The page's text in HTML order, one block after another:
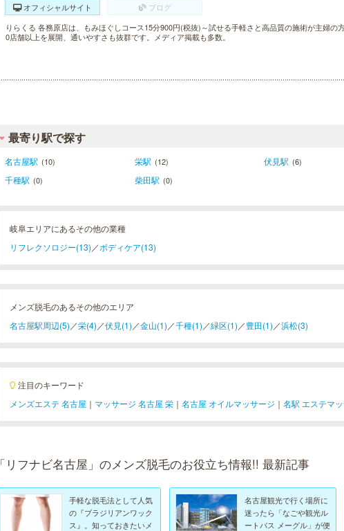
オフィシャルサイト
ブログ
りらくる 各務原店は、もみほぐしコース15分900円(税抜)～試せる手軽さと高品質の施術が主婦の
0店舗以上を展開、通いやすさも抜群です。メディア掲載も多数。
最寄り駅で探す
名古屋駅 (10) 栄駅 (12) 伏見駅 (6)
千種駅 (0) 柴田駅 (0)
岐阜エリアにあるその他の業種
リフレクソロジー(13) ／ボディケア(13)
メンズ脱毛のあるその他のエリア
名古屋駅周辺(5) ／栄(4) ／伏見(1) ／金山(1) ／千種(1) ／緑区(1) ／豊田(1) ／浜松(3)
注目のキーワード
メンズエステ 名古屋 ｜ マッサージ 名古屋 栄 ｜ 名古屋 オイルマッサージ ｜ 名駅 エステマ
「リフナビ名古屋」のメンズ脱毛のお役立ち情報!! 最新記事
手軽な脱毛法として人気
の『ブラジリアンワック
ス』。知っておきたいメ
名古屋観光で行く場所に
迷ったら「なごや観光ル
ートバス メーグル」が便